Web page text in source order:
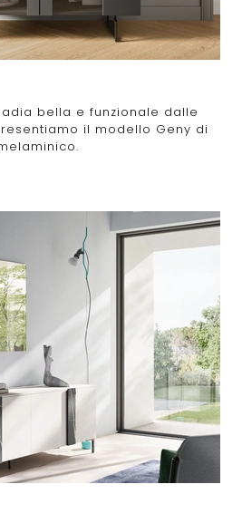
bella e funzionale dalle
il modello Geny di